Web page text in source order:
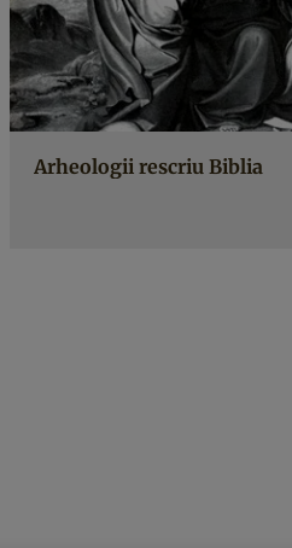
Arheologii rescriu Biblia